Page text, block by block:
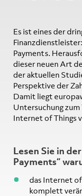
Es ist eines der
Payments.
dieser neuen Art
der aktuellen
Perspektive der
Damit liegt
Untersuchung zum
Internet of Things
Lesen Sie in
Payments“
das Internet
komplett